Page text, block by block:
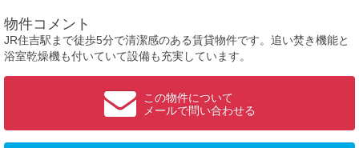
物件コメント
JR住吉駅まで徒歩5分で清潔感のある賃貸物件です。追い焚き機能と
浴室乾燥機も付いていて設備も充実しています。
この物件について
メールで問い合わせる